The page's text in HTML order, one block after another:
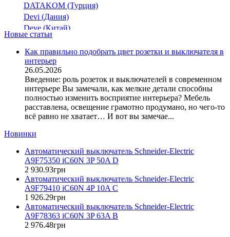
DATAKOM (Турция)
Devi (Дания)
Deye (Китай)
DigiTop (Украина)
DKC (Украина)
Dyness (Китай)
E.NEXT (Украина)
EAE Electric
Eastron (Китай)
Eaton (США)
ElectrO (Украина)
EON (Таиланд)
ETI (Словения)
ETREL (Словения)
Evrosvet (Украина)
Extherm (Германия)
F&F (Польша)
FRER (Италия)
FS (Украина)
Новые статьи
Как правильно подобрать цвет розетки и выключателя в
интерьер
26.05.2026
Введение: роль розеток и выключателей в современном
интерьере Вы замечали, как мелкие детали способны
полностью изменить восприятие интерьера? Мебель
расставлена, освещение грамотно продумано, но чего-то
всё равно не хватает… И вот вы замечае...
Новинки
Автоматический выключатель Schneider-Electric
A9F75350 iC60N 3P 50A D
2 930.93грн
Автоматический выключатель Schneider-Electric
A9F79410 iC60N 4P 10A C
1 926.29грн
Автоматический выключатель Schneider-Electric
A9F78363 iC60N 3P 63A B
2 976.48грн